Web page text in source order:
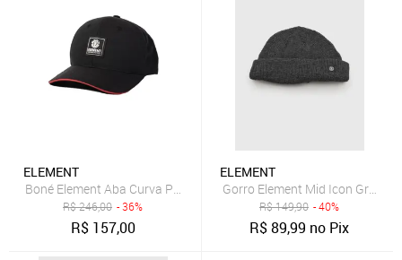
ELEMENT
Boné Element Aba Curva Pacth Logo SM25 Preto
R$246,00 - 36%
R$ 157,00
ELEMENT
Gorro Element Mid Icon Grafite
R$149,90 - 40%
R$89,99 no Pix